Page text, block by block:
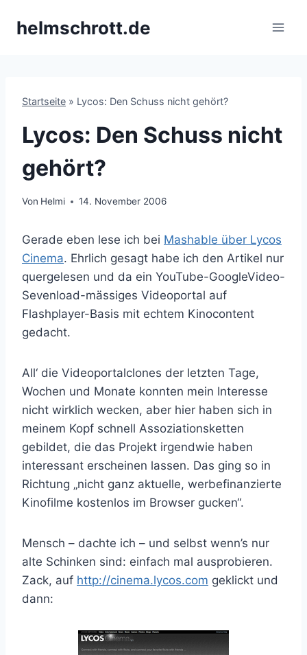
Inhalthelmschrott.de
Startseite » Lycos: Den Schuss nicht gehört?
Lycos: Den Schuss nicht
gehört?
Von Helmi 14. November 2006
Gerade eben lese ich bei Mashable über Lycos
Cinema. Ehrlich gesagt habe ich den Artikel nur
quergelesen und da ein YouTube-GoogleVideo-
Sevenload-mässiges Videoportal auf
Flashplayer-Basis mit echtem Kinocontent
gedacht.
All‘ die Videoportalclones der letzten Tage,
Wochen und Monate konnten mein Interesse
nicht wirklich wecken, aber hier haben sich in
meinem Kopf schnell Assoziationsketten
gebildet, die das Projekt irgendwie haben
interessant erscheinen lassen. Das ging so in
Richtung „nicht ganz aktuelle, werbefinanzierte
Kinofilme kostenlos im Browser gucken“.
Mensch – dachte ich – und selbst wenn’s nur
alte Schinken sind: einfach mal ausprobieren.
Zack, auf http://cinema.lycos.com geklickt und
dann: